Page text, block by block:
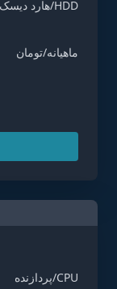
HDD/هارد دیسک
ماهیانه/تومان
CPU/پردازنده